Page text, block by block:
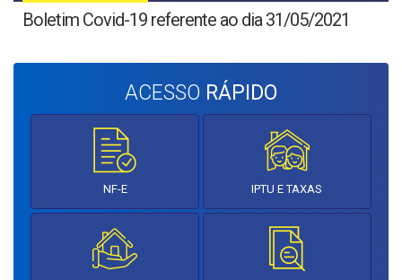
Boletim Covid-19 referente ao dia 31/05/2021
ACESSO RÁPIDO
NF-E IPTU E TAXAS